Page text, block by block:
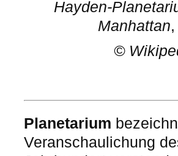
Hayden-
Manhattan
©
Planetarium
Veranschaulichung